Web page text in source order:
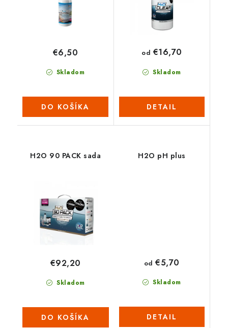
Skladom
€6,50
DO KOŠÍKA
Skladom
od €16,70
DETAIL
H2O 90 PACK sada
Skladom
€92,20
DO KOŠÍKA
H2O pH plus
Skladom
od €5,70
DETAIL